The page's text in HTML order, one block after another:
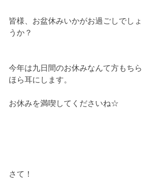
皆様、お盆休みいかがお過ごしでしょ
うか？
今年は九日間のお休みなんて方もちら
ほら耳にします。
お休みを満喫してくださいね☆
さて！